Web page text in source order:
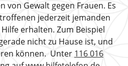
von Gewalt gegen Frauen. Es
jederzeit jemanden
erhalten. Zum Beispiel
nicht zu Hause ist, und
können. Unter 116 016